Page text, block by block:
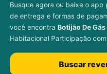
Busque agora ou baixe o
de entrega e formas de
você encontra Botijão De
Habitacional Participação
Buscar